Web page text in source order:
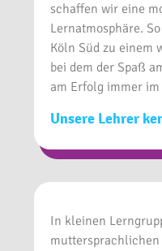
schaffen wir eine
Lernatmosphäre.
Köln Süd zu einem
bei dem der Spaß
am Erfolg immer im
Unsere Lehrer
In kleinen